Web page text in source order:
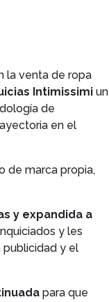
la venta de ropa
Intimissimi un
de
en el
de marca propia,
y expandida a
y les
publicidad y el
para que